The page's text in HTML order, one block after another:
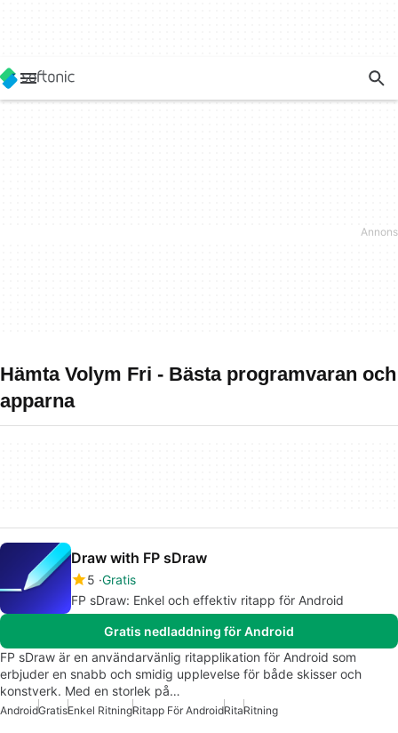
Hämta Volym Fri - Bästa programvaran och
apparna
Draw with FP sDraw
5 Gratis
FP sDraw: Enkel och effektiv ritapp för Android
Gratis nedladdning för Android
FP sDraw är en användarvänlig ritapplikation för Android som
erbjuder en snabb och smidig upplevelse för både skisser och
konstverk. Med en storlek på…
AndroidGratisEnkel RitningRitapp För AndroidRitaRitning